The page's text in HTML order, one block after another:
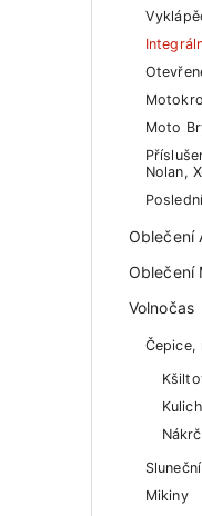
Moto
Nolan,
Oblečení
Oblečení
Volnočas
Čepice,
Mikiny